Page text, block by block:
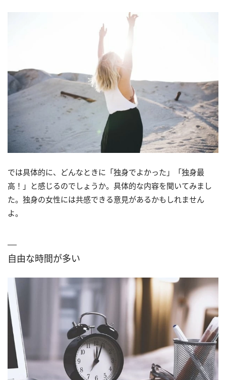
では具体的に、どんなときに「独身でよかった」「独身最
高！」と感じるのでしょうか。具体的な内容を聞いてみまし
た。独身の女性には共感できる意見があるかもしれません
よ。
自由な時間が多い